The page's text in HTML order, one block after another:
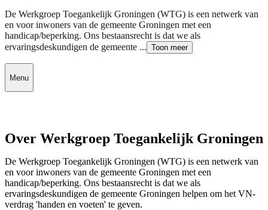
De Werkgroep Toegankelijk Groningen (WTG) is een netwerk van
en voor inwoners van de gemeente Groningen met een
handicap/beperking. Ons bestaansrecht is dat we als
ervaringsdeskundigen de gemeente ... Toon meer
Menu
Over Werkgroep Toegankelijk Groningen
De Werkgroep Toegankelijk Groningen (WTG) is een netwerk van
en voor inwoners van de gemeente Groningen met een
handicap/beperking. Ons bestaansrecht is dat we als
ervaringsdeskundigen de gemeente Groningen helpen om het VN-
verdrag 'handen en voeten' te geven.